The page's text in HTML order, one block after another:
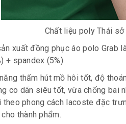
Chất liệu poly Thái
xuất đồng phục áo polo Grab
+ spandex (5%)
thấm hút mồ hôi tốt, độ
co dãn siêu tốt, vừa chống bai
phong cách lacoste đặc
thành phẩm.